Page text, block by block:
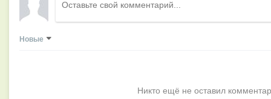
Новые
Никто ещё не оставил